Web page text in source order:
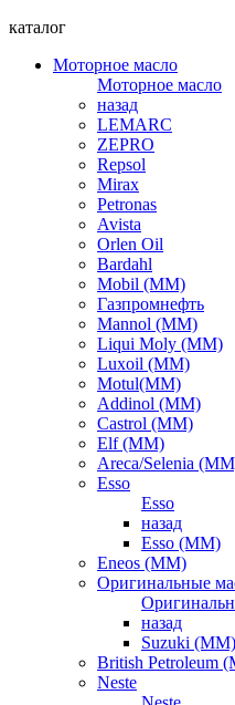
каталог
Моторное масло
Моторное масло
назад
LEMARC
ZEPRO
Repsol
Mirax
Petronas
Avista
Orlen Oil
Bardahl
Mobil (ММ)
Газпромнефть
Mannol (ММ)
Liqui Moly (ММ)
Luxoil (ММ)
Motul(ММ)
Addinol (ММ)
Castrol (ММ)
Elf (ММ)
Areca/Selenia
Esso
Esso
назад
Esso (ММ)
Eneos (ММ)
Оригинальные
назад
Suzuki (ММ)
British Petroleum
Neste